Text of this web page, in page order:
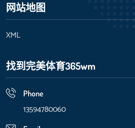
网站地图
XML
找到完美体育365wm
Phone
13594780060